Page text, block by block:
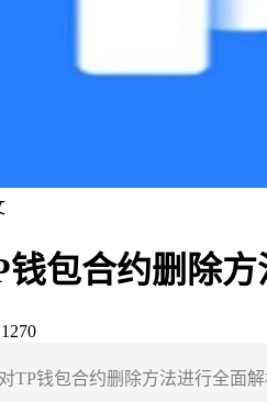
包合约删除
TP钱包合约删除方法进行全面